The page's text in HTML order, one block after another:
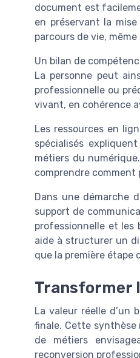
document est
en préservant la
parcours de vie,
Un bilan de
La personne peut
professionnelle ou
vivant, en cohérence
Les ressources en
spécialisés
métiers du
comprendre comment
Dans une démarche
support de
professionnelle et les
aide à structurer un
que la première étape
Transformer
La valeur réelle d’un
finale. Cette synthèse
de métiers
reconversion